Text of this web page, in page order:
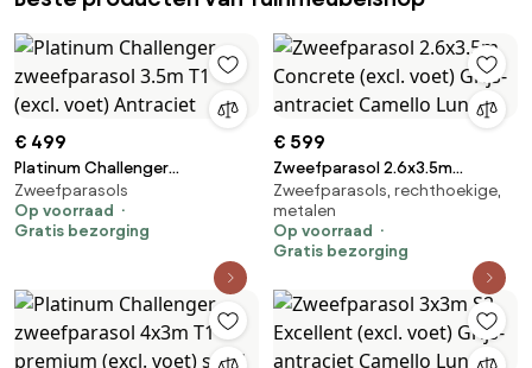
€ 499
Platinum Challenger
zweefparasol 3.5m T1 (excl.
voet) Antraciet
Zweefparasols
Op voorraad
Gratis bezorging
€ 599
Zweefparasol 2.6x3.5m
Concrete (excl. voet) Grijs-
antraciet Camello Luna
Zweefparasols, rechthoekige,
metalen
Op voorraad
Gratis bezorging